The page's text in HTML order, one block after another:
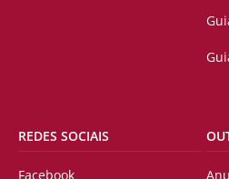
REDES SOCIAIS
Facebook